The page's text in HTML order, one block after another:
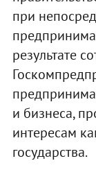
при
результате
и бизнеса,
интересам
государства.